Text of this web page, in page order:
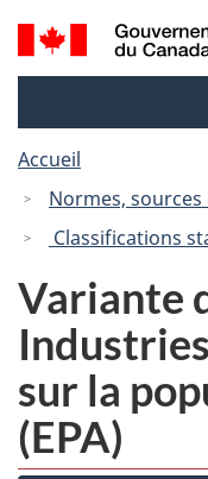
Recherche
et
Accueil
Normes,
Classifications
Variante
sur la
(EPA)